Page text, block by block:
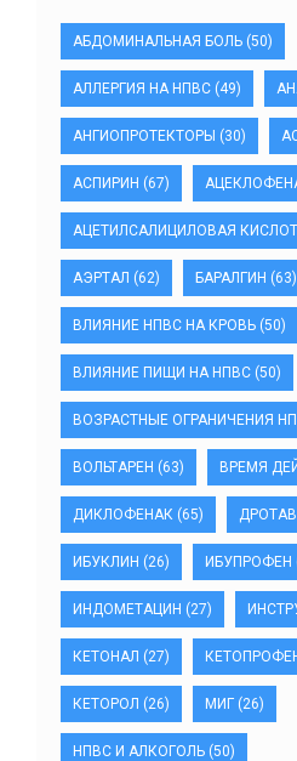
АБДОМИНАЛЬНАЯ БОЛЬ (50)
АЛЛЕРГИЯ НА НПВС (49)
АНГИОПРОТЕКТОРЫ (30)
АСПИРИН (67)
АЦЕТИЛСАЛИЦИЛОВАЯ
АЭРТАЛ (62) БАРАЛГИН (63)
ВЛИЯНИЕ НПВС НА КРОВЬ (50)
ВЛИЯНИЕ ПИЩИ НА НПВС (50)
ВОЗРАСТНЫЕ ОГРАНИЧЕНИЯ
ВОЛЬТАРЕН (63) ВРЕМЯ
ДИКЛОФЕНАК (65)
ИБУКЛИН (26) ИБУПРОФЕН
ИНДОМЕТАЦИН (27)
КЕТОНАЛ (27)
КЕТОРОЛ (26) МИГ (26)
НПВС И АЛКОГОЛЬ (50)